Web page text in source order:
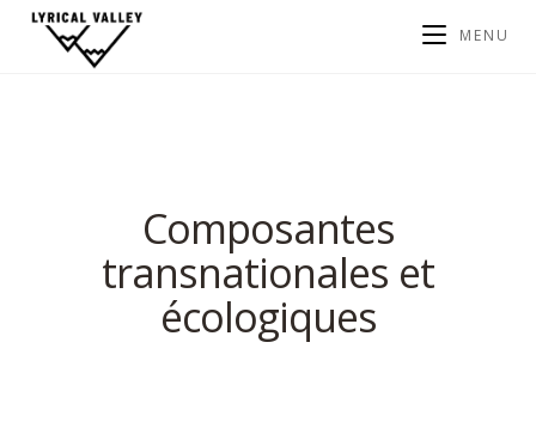
MENU
Composantes
transnationales et
écologiques